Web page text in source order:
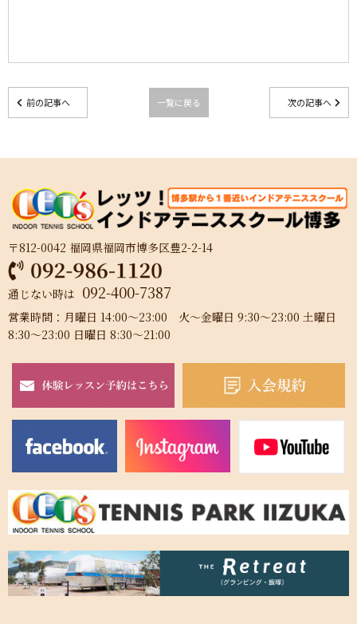
前の記事へ 一覧に戻る 次の記事へ
〒812-0042 福岡県福岡市博多区豊2-2-14
通じない時は 092-400-7387
営業時間：月曜日 14:00～23:00 火～金曜日 9:30～23:00 土曜日
8:30～23:00 日曜日 8:30～21:00